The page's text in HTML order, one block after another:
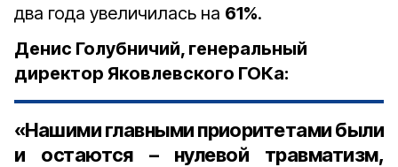
два года увеличилась на 61%.
Денис Голубничий, генеральный
директор Яковлевского ГОКа:
«Нашими главными приоритетами были
и остаются – нулевой травматизм,